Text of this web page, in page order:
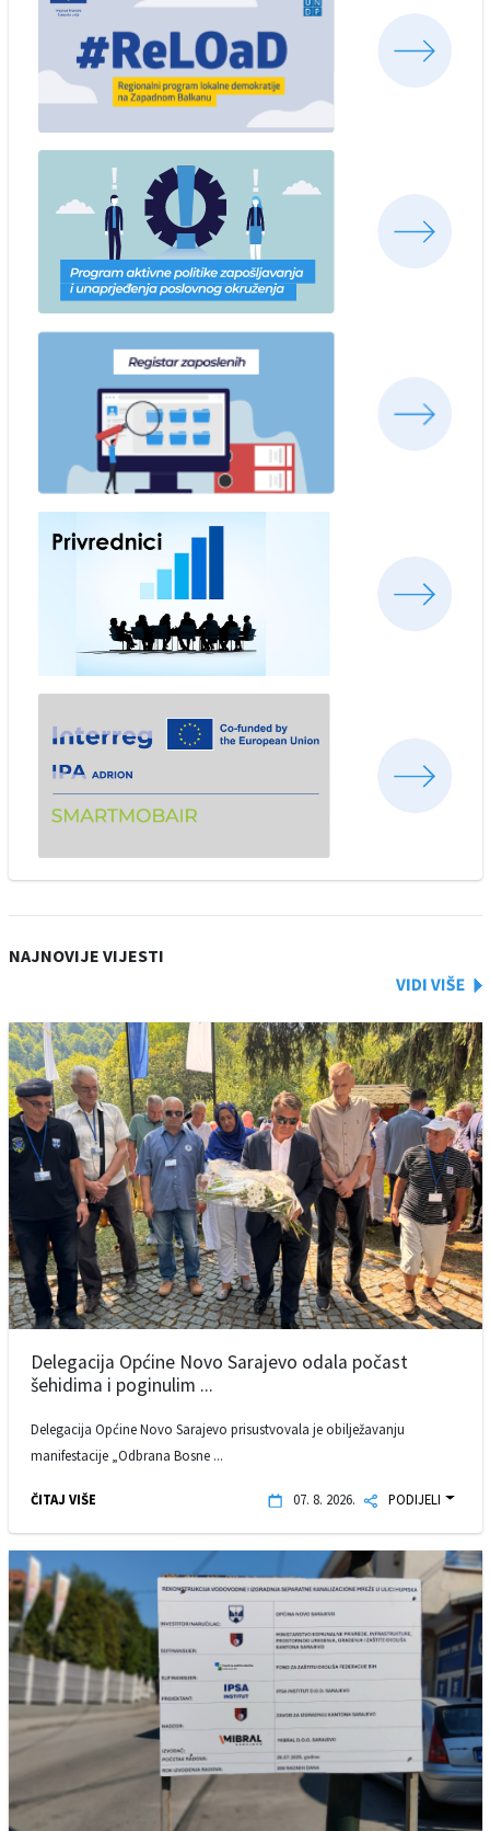
NAJNOVIJE VIJESTI
Delegacija Općine Novo Sarajevo odala počast
šehidima i poginulim ...
Delegacija Općine Novo Sarajevo prisustvovala je obilježavanju
manifestacije „Odbrana Bosne ...
ČITAJ VIŠE 07. 8. 2026. PODIJELI